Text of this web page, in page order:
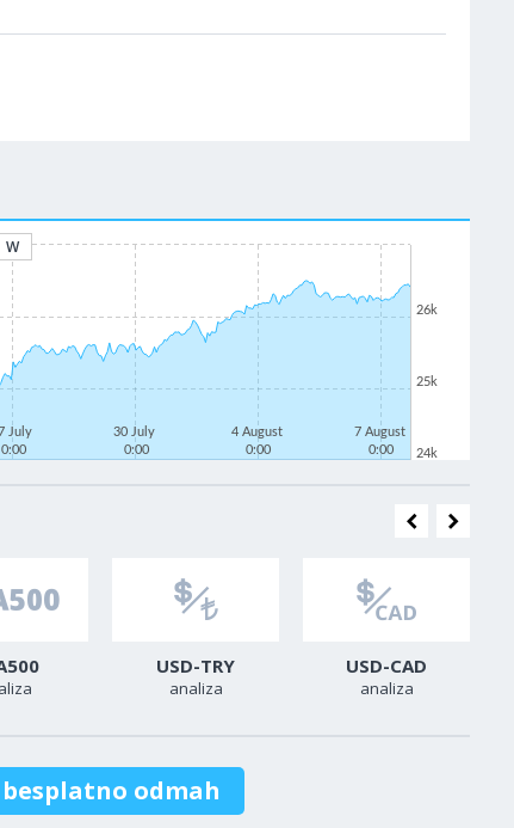
W
July
0:00
30 July
0:00
4 August
0:00
7 August
0:00
24k
25k
26k
USD-TRY
analiza
USD-CAD
analiza
odmah